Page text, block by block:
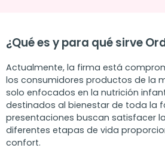
¿Qué es y para qué sirve
Actualmente, la firma está
los consumidores productos de la
solo enfocados en la nutrición
destinados al bienestar de toda la
presentaciones buscan satisfacer
diferentes etapas de vida
confort.